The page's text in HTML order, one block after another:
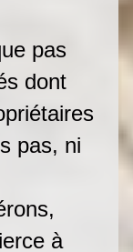
pas
dont
pas, ni
à